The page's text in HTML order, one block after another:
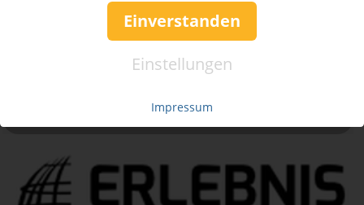
Einverstanden
Einstellungen
Impressum
Familienkarte zum halben Preis!
Steinberg am See
Preis:
14,50 €
Verfügbar:
0
AUSVERKAUFT